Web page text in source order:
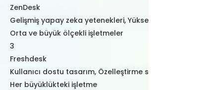
ZenDesk
Gelişmiş yapay zeka yetenekleri, Yüksek ölçeklenebilirlik
Orta ve büyük ölçekli işletmeler
3
Freshdesk
Kullanıcı dostu tasarım, Özelleştirme seçenekleri
Her büyüklükteki işletme